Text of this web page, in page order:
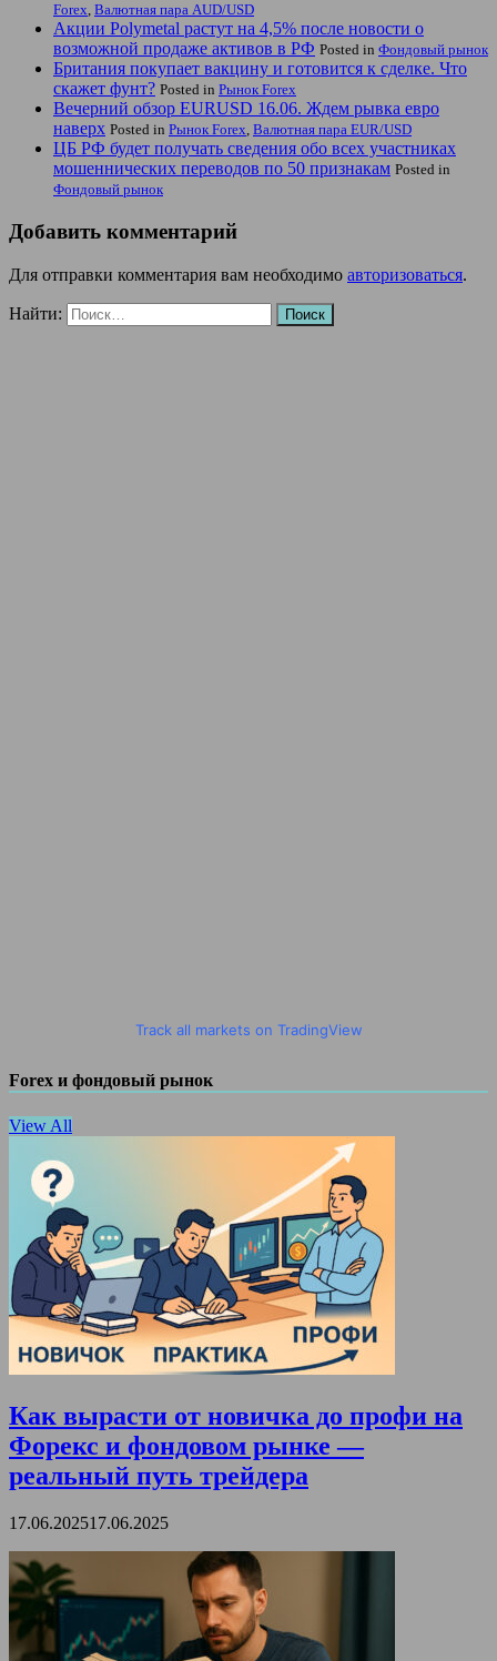
Forex, Валютная пара AUD/USD
Акции Polymetal растут на 4,5% после новости о
возможной продаже активов в РФ Posted in Фондовый рынок
Британия покупает вакцину и готовится к сделке. Что
скажет фунт? Posted in Рынок Forex
Вечерний обзор EURUSD 16.06. Ждем рывка евро
наверх Posted in Рынок Forex, Валютная пара EUR/USD
ЦБ РФ будет получать сведения обо всех участниках
мошеннических переводов по 50 признакам Posted in
Фондовый рынок
Добавить комментарий
Для отправки комментария вам необходимо авторизоваться.
Найти:
Track all markets on TradingView
Forex и фондовый рынок
View All
Как вырасти от новичка до профи на
Форекс и фондовом рынке —
реальный путь трейдера
17.06.202517.06.2025